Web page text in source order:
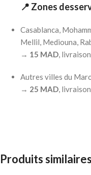
📍 Zones
Casablanca,
Mellil, Mediouna,
→ 15 MAD, livraison
Autres villes du
→ 25 MAD, livraison
Produits similaires